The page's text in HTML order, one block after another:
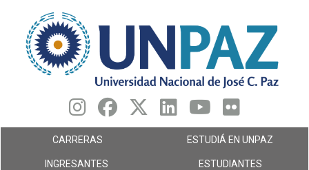
contenido
principal
CARRERAS ESTUDIÁ EN UNPAZ
INGRESANTES ESTUDIANTES